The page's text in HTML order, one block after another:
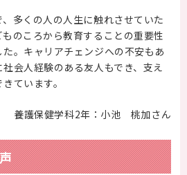
多くの人の人生に触れさせていた
のころから教育することの重要性
。キャリアチェンジへの不安もあ
会人経験のある友人もでき、支え
ています。
養護保健学科2年：小池 桃加さん